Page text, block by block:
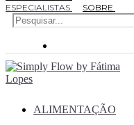
ESPECIALISTAS
SOBRE
ALIMENTAÇÃO